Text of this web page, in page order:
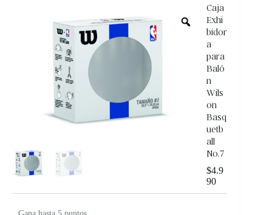
Caja
Exhi
bidor
a
para
Baló
n
Wils
on
Basq
uetb
all
No.7
$4.9
90